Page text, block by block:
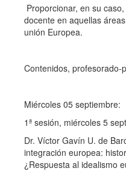
Contacto
Proporcionar, en su
docente en aquellas
unión Europea.
Contenidos, profesorado-
Miércoles 05 septiembre:
1ª sesión, miércoles 5
Dr. Víctor Gavín U. de
integración europea:
¿Respuesta al idealismo